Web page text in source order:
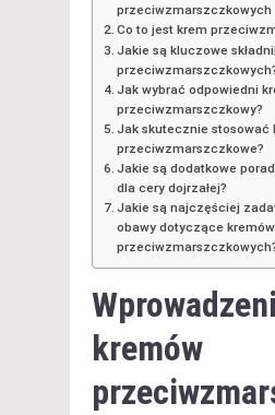
przeciwzmarszczkowych
Co to jest krem
Jakie są kluczowe
Jak wybrać odpowiedni
przeciwzmarszczkowy?
Jak skutecznie stosować
przeciwzmarszczkowe?
Jakie są dodatkowe
dla cery dojrzałej?
Jakie są najczęściej
obawy dotyczące kremów
kremów